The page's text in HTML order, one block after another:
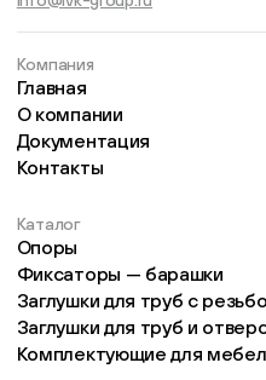
Компания
Главная
О компании
Документация
Контакты
Каталог
Опоры
Фиксаторы — барашки
Заглушки для труб с
Заглушки для труб и
Комплектующие для